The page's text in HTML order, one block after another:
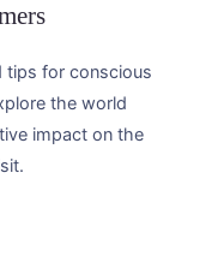
tips for conscious
the world
impact on the